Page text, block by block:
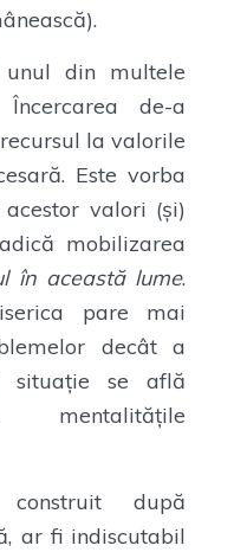
din multele
de-a
la valorile
Este vorba
valori (și)
mobilizarea
în această lume.
pare mai
decât a
situație se află
mentalitățile
construit după
ar fi indiscutabil